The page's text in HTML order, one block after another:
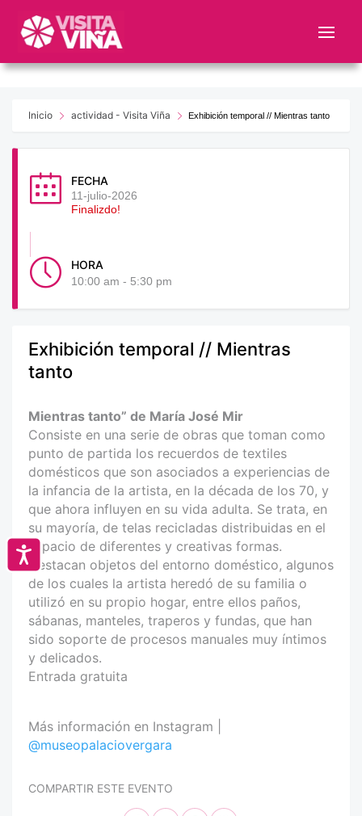
este
web
sistema
Accesibilidad
Inicio actividad - Visita Viña Exhibición temporal // Mientras tanto
FECHA
11-julio-2026
Finalizdo!
HORA
10:00 am - 5:30 pm
Exhibición temporal // Mientras
tanto
Mientras tanto” de María José Mir
Consiste en una serie de obras que toman como
punto de partida los recuerdos de textiles
domésticos que son asociados a experiencias de
la infancia de la artista, en la década de los 70, y
que ahora influyen en su vida adulta. Se trata, en
su mayoría, de telas recicladas distribuidas en el
espacio de diferentes y creativas formas.
Destacan objetos del entorno doméstico, algunos
de los cuales la artista heredó de su familia o
utilizó en su propio hogar, entre ellos paños,
sábanas, manteles, traperos y fundas, que han
sido soporte de procesos manuales muy íntimos
y delicados.
Entrada gratuita
Más información en Instagram |
@museopalaciovergara
COMPARTIR ESTE EVENTO